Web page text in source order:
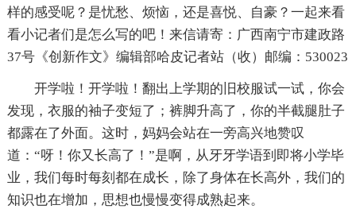
样的感受呢？是忧愁、烦恼，还是喜悦、自豪？一起来看
看小记者们是怎么写的吧！来信请寄：广西南宁市建政路
37号《创新作文》编辑部哈皮记者站（收）邮编：530023
开学啦！开学啦！翻出上学期的旧校服试一试，你会
发现，衣服的袖子变短了；裤脚升高了，你的半截腿肚子
都露在了外面。这时，妈妈会站在一旁高兴地赞叹
道：“呀！你又长高了！”是啊，从牙牙学语到即将小学毕
业，我们每时每刻都在成长，除了身体在长高外，我们的
知识也在增加，思想也慢慢变得成熟起来。